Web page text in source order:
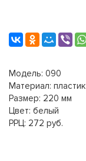
Модель: 090
Материал: пластик
Размер: 220 мм
Цвет: белый
РРЦ: 272 руб.